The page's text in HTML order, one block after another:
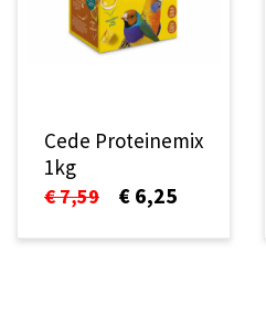
Cede Proteinemix
1kg
€ 7,59 € 6,25